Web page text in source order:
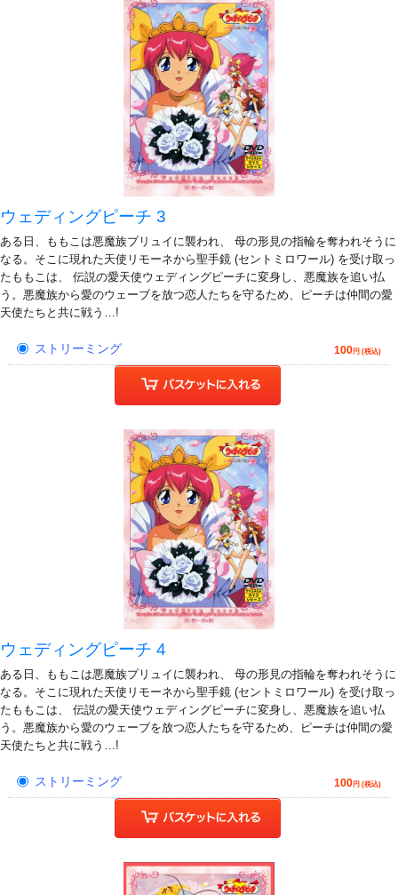
ウェディングピーチ 3
ある日、ももこは悪魔族プリュイに襲われ、 母の形見の指輪を奪われそうに
なる。そこに現れた天使リモーネから聖手鏡 (セントミロワール) を受け取っ
たももこは、 伝説の愛天使ウェディングピーチに変身し、悪魔族を追い払
う。悪魔族から愛のウェーブを放つ恋人たちを守るため、ピーチは仲間の愛
天使たちと共に戦う…!
ストリーミング 100円 (税込)
ウェディングピーチ 4
ある日、ももこは悪魔族プリュイに襲われ、 母の形見の指輪を奪われそうに
なる。そこに現れた天使リモーネから聖手鏡 (セントミロワール) を受け取っ
たももこは、 伝説の愛天使ウェディングピーチに変身し、悪魔族を追い払
う。悪魔族から愛のウェーブを放つ恋人たちを守るため、ピーチは仲間の愛
天使たちと共に戦う…!
ストリーミング 100円 (税込)